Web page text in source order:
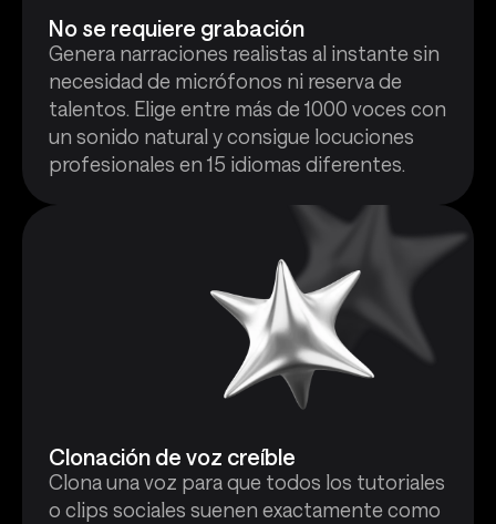
No se requiere grabación
Genera narraciones realistas al instante sin
necesidad de micrófonos ni reserva de
talentos. Elige entre más de 1000 voces con
un sonido natural y consigue locuciones
profesionales en 15 idiomas diferentes.
Clonación de voz creíble
Clona una voz para que todos los tutoriales
o clips sociales suenen exactamente como